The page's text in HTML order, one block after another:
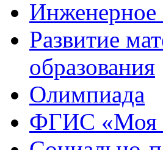
Инженерное
Развитие
образования
Олимпиада
ФГИС «Моя